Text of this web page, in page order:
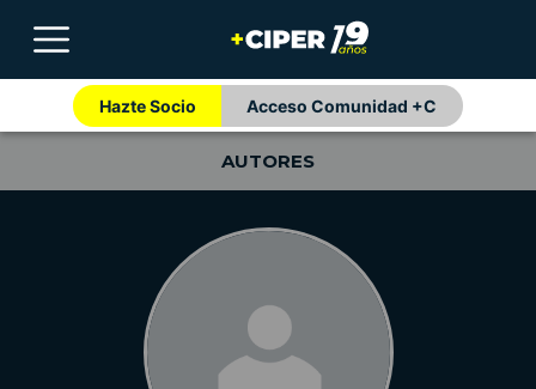
Hazte Socio Acceso Comunidad +C
AUTORES